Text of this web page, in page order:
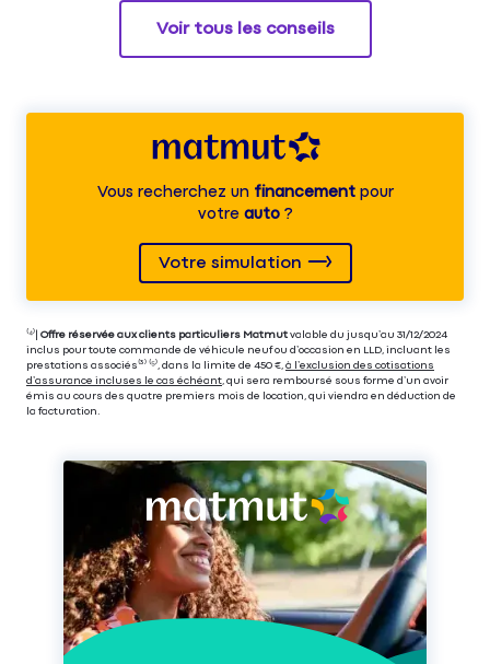
Voir tous les conseils
Vous recherchez unfinancementpour
votre auto?
Votre simulation
⁽⁴⁾| Offre réservée aux clients particuliers Matmut valable du jusqu’au 31/12/2024
inclus pour toute commande de véhicule neuf ou d’occasion en LLD, incluant les
prestations associés⁽³⁾ ⁽⁵⁾, dans la limite de 450 €, à l’exclusion des cotisations
d’assurance incluses le cas échéant , qui sera remboursé sous forme d’un avoir
émis au cours des quatre premiers mois de location, qui viendra en déduction de
la facturation.